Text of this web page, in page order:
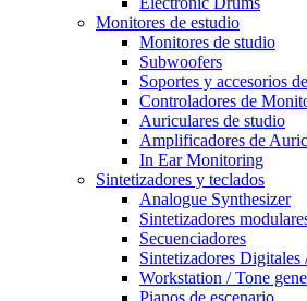
Monitores de estudio
Monitores de studio
Subwoofers
Soportes y accesorios
Controladores de
Auriculares de studio
Amplificadores de
In Ear Monitoring
Sintetizadores y teclados
Analogue Synthesizer
Sintetizadores
Secuenciadores
Sintetizadores
Workstation / Tone
Pianos de escenario